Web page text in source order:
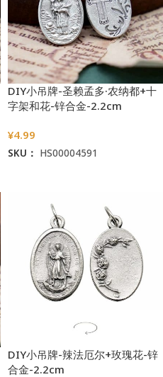
DIY小吊牌-圣赖孟多·农纳都+十
字架和花-锌合金-2.2cm
¥4.99
SKU： HS00004591
DIY小吊牌-辣法厄尔+玫瑰花-锌
合金-2.2cm